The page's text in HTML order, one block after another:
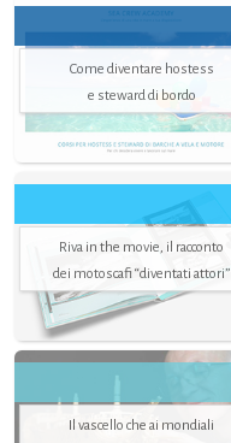
Come diventare hostess
e steward di bordo
Riva in the movie, il racconto
dei motoscafi “diventati attori”
Il vascello che ai mondiali